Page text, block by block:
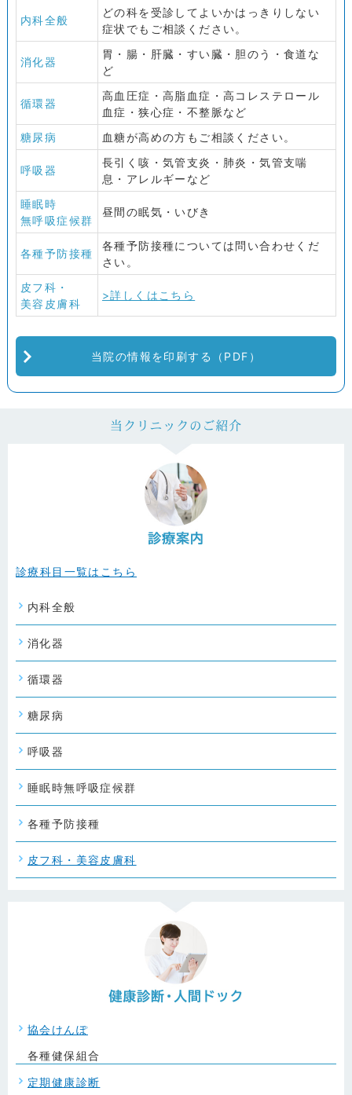
内科全般
どの科を受診してよいかはっきりしない
症状でもご相談ください。
消化器
胃・腸・肝臓・すい臓・胆のう・食道な
ど
循環器
高血圧症・高脂血症・高コレステロール
血症・狭心症・不整脈など
糖尿病
血糖が高めの方もご相談ください。
呼吸器
長引く咳・気管支炎・肺炎・気管支喘
息・アレルギーなど
睡眠時
無呼吸症候群
昼間の眠気・いびき
各種予防接種
各種予防接種については問い合わせくだ
さい。
皮フ科・
美容皮膚科
>詳しくはこちら
当院の情報を印刷する（PDF）
診療科目一覧はこちら
内科全般
消化器
循環器
糖尿病
呼吸器
睡眠時無呼吸症候群
各種予防接種
皮フ科・美容皮膚科
協会けんぽ
各種健保組合
定期健康診断